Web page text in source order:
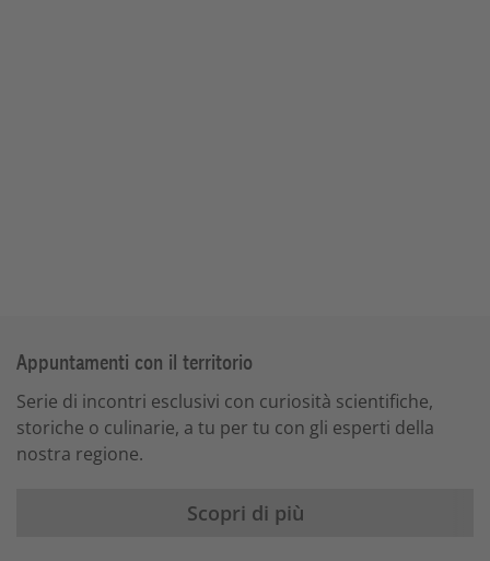
Appuntamenti con il territorio
Serie di incontri esclusivi con curiosità scientifiche,
storiche o culinarie, a tu per tu con gli esperti della
nostra regione.
Scopri di più